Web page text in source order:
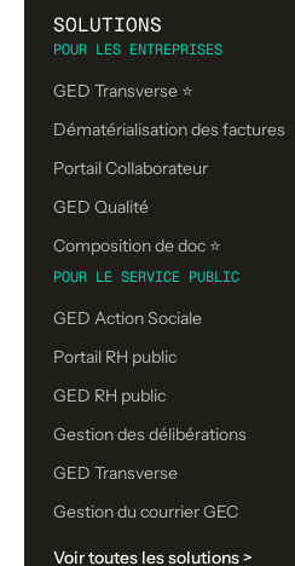
SOLUTIONS
POUR LES ENTREPRISES
GED Transverse ⭐
Dématérialisation des factures
Portail Collaborateur
GED Qualité
Composition de doc ⭐️
POUR LE SERVICE PUBLIC
GED Action Sociale
Portail RH public
GED RH public
Gestion des délibérations
GED Transverse
Gestion du courrier GEC
Voir toutes les solutions >